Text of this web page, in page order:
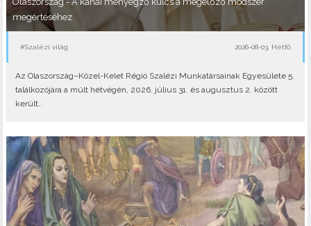
megértéséhez
#Szalézi világ 2026-08-03, Hétfő
Az Olaszország–Közel-Kelet Régió Szalézi Munkatársainak Egyesülete 5.
találkozójára a múlt hétvégén, 2026. július 31. és augusztus 2. között
került..